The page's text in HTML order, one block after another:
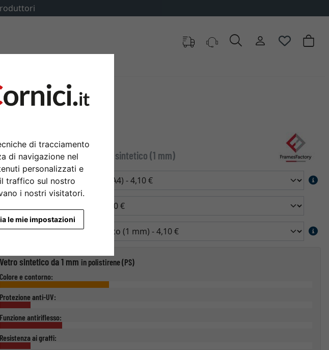
di tracciamento
di navigazione nel
personalizzati e
traffico sul nostro
i nostri visitatori.
le mie impostazioni
a giorno
cm (A4) | incolore | Vetro sintetico (1 mm)
Formato
di vetro
Vetro sintetico da 1 mm in polistirene (PS)
Colore e contorno:
Protezione anti-UV:
Funzione antiriflesso:
Resistenza ai graffi: